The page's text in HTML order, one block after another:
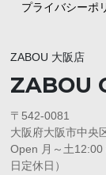
プライバシーポ
ZABOU 大阪店
ZABOU
〒542-0081
大阪府大阪市中央
Open 月～土
日定休日）